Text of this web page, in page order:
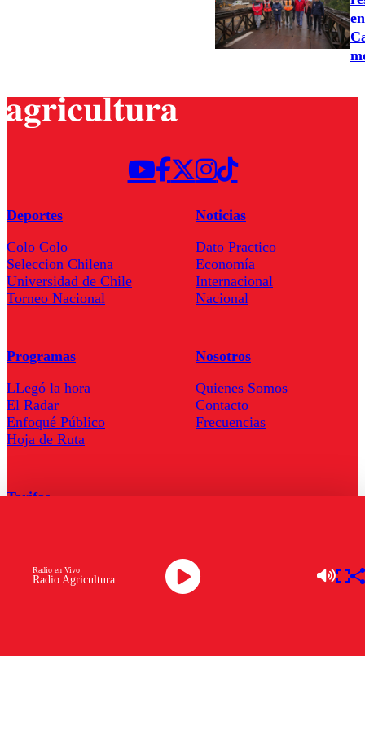
Radio Agricultura
Radio en Vivo
Deportes
Colo Colo
Seleccion Chilena
Universidad de Chile
Torneo Nacional
Noticias
Dato Practico
Economía
Internacional
Nacional
Programas
LLegó la hora
El Radar
Enfoqué Público
Hoja de Ruta
Nosotros
Quienes Somos
Contacto
Frecuencias
Tarifas
Descarga la APP